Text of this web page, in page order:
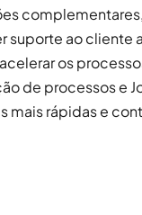
suporte ao cliente
os
de processos e
mais rápidas e